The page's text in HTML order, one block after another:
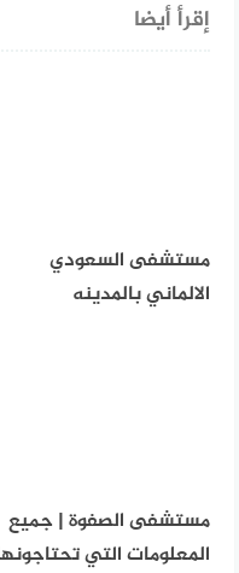
إقرأ أيضا
مستشفى السعودي
الالماني بالمدينه
مستشفى الصفوة | جميع
المعلومات التي